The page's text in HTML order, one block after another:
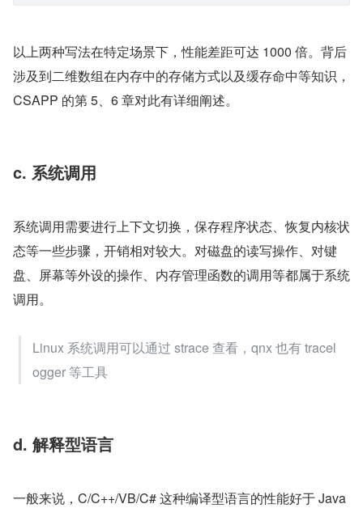
以上两种写法在特定场景下，性能差距可达 1000 倍。背后
涉及到二维数组在内存中的存储方式以及缓存命中等知识，
CSAPP 的第 5、6 章对此有详细阐述。
c. 系统调用
系统调用需要进行上下文切换，保存程序状态、恢复内核状
态等一些步骤，开销相对较大。对磁盘的读写操作、对键
盘、屏幕等外设的操作、内存管理函数的调用等都属于系统
调用。
Linux 系统调用可以通过 strace 查看，qnx 也有 tracel
ogger 等工具
d. 解释型语言
一般来说，C/C++/VB/C# 这种编译型语言的性能好于 Java